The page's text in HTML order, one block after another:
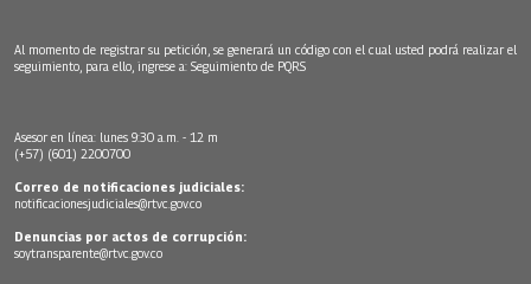
Al momento de registrar su petición, se generará un código con el cual usted podrá realizar el
seguimiento, para ello, ingrese a: Seguimiento de PQRS
Asesor en línea: lunes 9:30 a.m. - 12 m
(+57) (601) 2200700
Correo de notificaciones judiciales:
notificacionesjudiciales@rtvc.gov.co
Denuncias por actos de corrupción:
soytransparente@rtvc.gov.co